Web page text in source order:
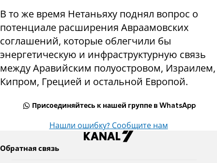
В то же время Нетаньяху поднял вопрос о
потенциале расширения Авраамовских
соглашений, которые облегчили бы
энергетическую и инфраструктурную связь
между Аравийским полуостровом, Израилем,
Кипром, Грецией и остальной Европой.
Присоединяйтесь к нашей группе в WhatsApp
Нашли ошибку? Сообщите нам
Обратная связь